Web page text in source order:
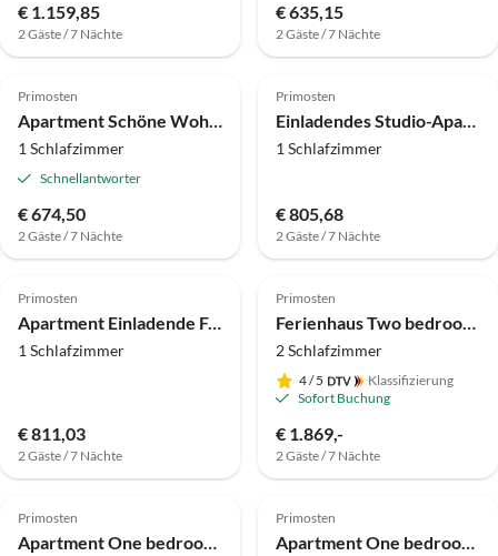
€ 1.159,85
2 Gäste / 7 Nächte
€ 635,15
2 Gäste / 7 Nächte
Primosten
Apartment Schöne Wohnung in der Nähe des Strandes Rtić
1 Schlafzimmer
Schnellantworter
€ 674,50
2 Gäste / 7 Nächte
Primosten
Einladendes Studio-Apartment in Primošten
1 Schlafzimmer
€ 805,68
2 Gäste / 7 Nächte
Primosten
Apartment Einladende Ferienwohnung in Primosten
1 Schlafzimmer
€ 811,03
2 Gäste / 7 Nächte
Primosten
Ferienhaus Two bedroom house with terrace Primošten Burnji, Primošten K-21068
2 Schlafzimmer
4/ 5
Klassifizierung
Sofort Buchung
€ 1.869,-
2 Gäste / 7 Nächte
Primosten
Apartment One bedroom apartment near beach Bilo, Primošten A-4191-d
Primosten
Apartment One bedroom apartment with terrace and sea view Primošten A-15704-d